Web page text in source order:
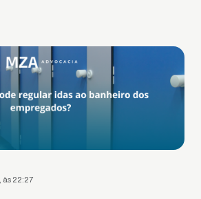
às 22:27